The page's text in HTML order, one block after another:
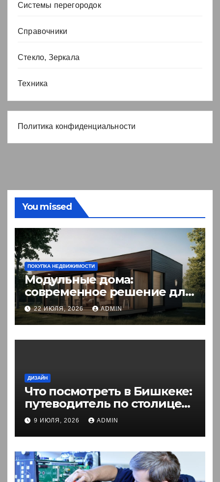
Системы перегородок
Справочники
Стекло, Зеркала
Техника
Политика конфиденциальности
You missed
ПОКУПКА НЕДВИЖИМОСТИ
Модульные дома:
современное решение для
комфортного житья
22 ИЮЛЯ, 2026 ADMIN
ДИЗАЙН
Что посмотреть в Бишкеке:
путеводитель по столице
Кыргызстана
9 ИЮЛЯ, 2026 ADMIN